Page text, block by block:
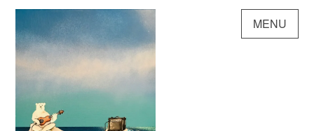
Skip
content
MENU